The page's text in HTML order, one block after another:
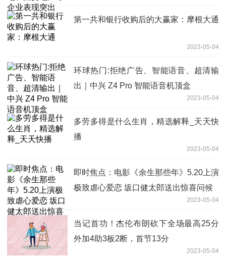
第一共和银行收购后的大赢家：摩根大通
2023-05-04
环球热门:拒绝广告、智能语音、超清输
出｜中兴 Z4 Pro 智能语音机顶盒
2023-05-04
多劳多得是什么生肖，精选解释_天天快
播
2023-05-04
即时焦点：电影《余生那些年》5.20上演
极致虐心爱恋 坂口健太郎送出惊喜问候
2023-05-04
当记首功！杰伦布朗砍下全场最高25分
外加4助3板2断，首节13分
2023-05-04